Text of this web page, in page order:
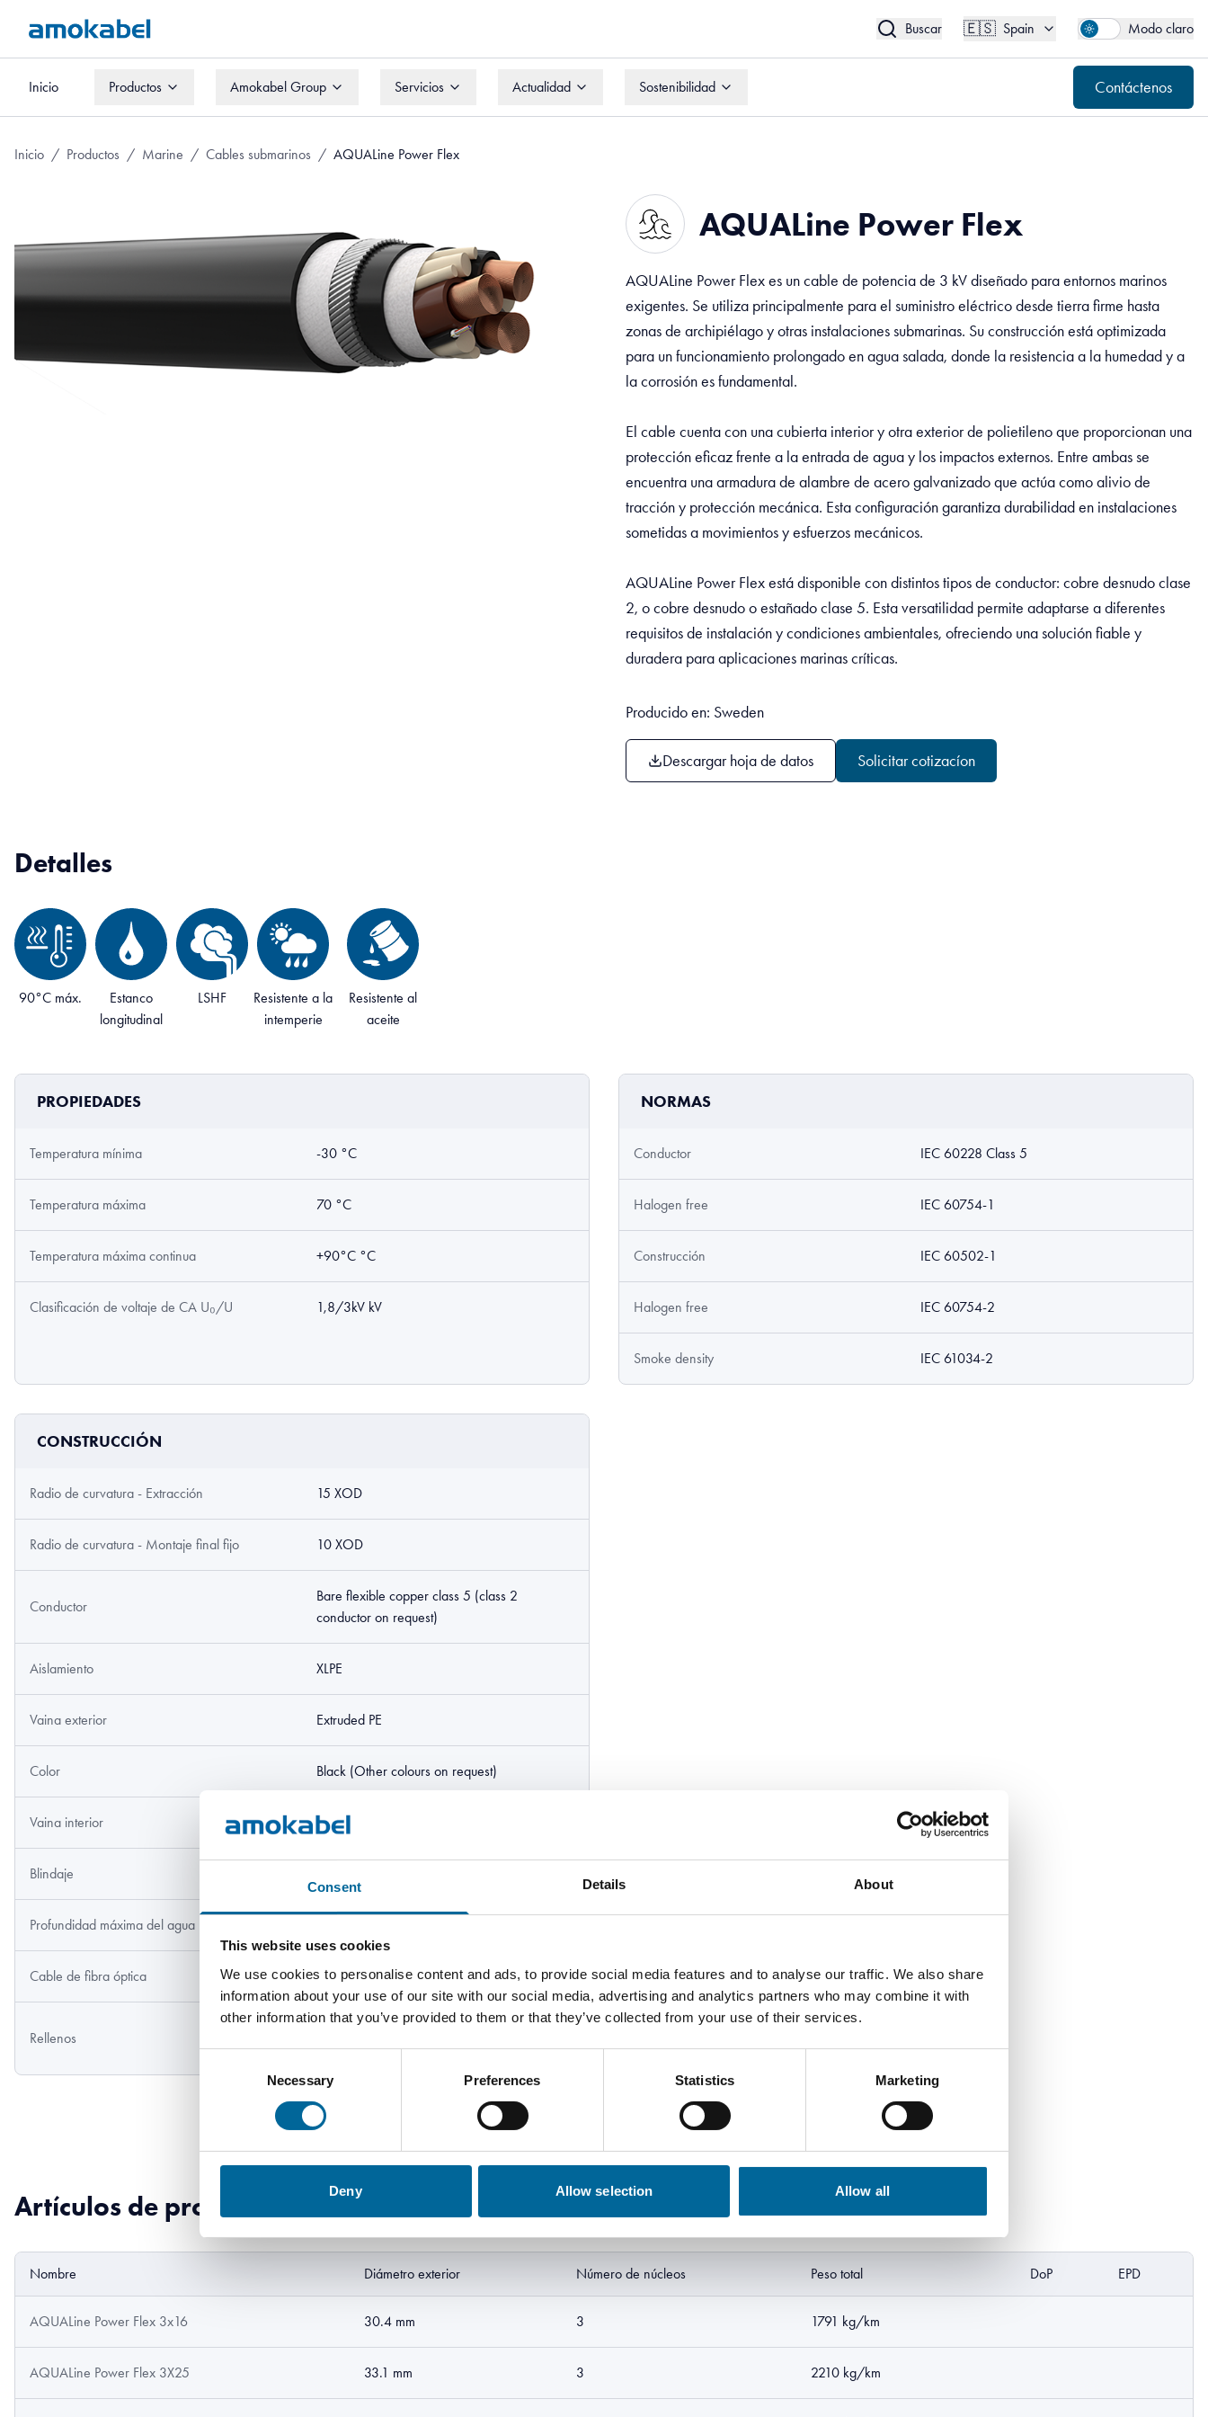
Consent Details About
This website uses cookies
We use cookies to personalise content and ads, to provide social media features and to analyse our traffic. We also share
information about your use of our site with our social media, advertising and analytics partners who may combine it with
other information that you’ve provided to them or that they’ve collected from your use of their services.
Selection
Necessary Preferences Statistics Marketing
Deny Allow selection Allow all
Buscar 🇪🇸 Spain Modo claro
Inicio Productos Amokabel Group Servicios Actualidad Sostenibilidad Contáctenos
Productos
Spain Contáctenos
Inicio / Productos / Marine / Cables submarinos / AQUALine Power Flex
AQUALine Power Flex
AQUALine Power Flex es un cable de potencia de 3 kV diseñado para entornos marinos
exigentes. Se utiliza principalmente para el suministro eléctrico desde tierra firme hasta
zonas de archipiélago y otras instalaciones submarinas. Su construcción está optimizada
para un funcionamiento prolongado en agua salada, donde la resistencia a la humedad y a
la corrosión es fundamental.
El cable cuenta con una cubierta interior y otra exterior de polietileno que proporcionan una
protección eficaz frente a la entrada de agua y los impactos externos. Entre ambas se
encuentra una armadura de alambre de acero galvanizado que actúa como alivio de
tracción y protección mecánica. Esta configuración garantiza durabilidad en instalaciones
sometidas a movimientos y esfuerzos mecánicos.
AQUALine Power Flex está disponible con distintos tipos de conductor: cobre desnudo clase
2, o cobre desnudo o estañado clase 5. Esta versatilidad permite adaptarse a diferentes
requisitos de instalación y condiciones ambientales, ofreciendo una solución fiable y
duradera para aplicaciones marinas críticas.
Producido en: Sweden
Descargar hoja de datos Solicitar cotizacíon
Detalles
90°C máx.
Estanco
longitudinal
LSHF
Resistente a la
intemperie
Resistente al
aceite
PROPIEDADES
Temperatura mínima -30 °C
Temperatura máxima 70 °C
Temperatura máxima continua +90°C °C
Clasificación de voltaje de CA U₀/U 1,8/3kV kV
NORMAS
Conductor IEC 60228 Class 5
Halogen free IEC 60754-1
Construcción IEC 60502-1
Halogen free IEC 60754-2
Smoke density IEC 61034-2
CONSTRUCCIÓN
Radio de curvatura - Extracción 15 XOD
Radio de curvatura - Montaje final fijo 10 XOD
Conductor
Bare flexible copper class 5 (class 2
conductor on request)
Aislamiento XLPE
Vaina exterior Extruded PE
Color Black (Other colours on request)
Vaina interior Extruded PE
Blindaje
Profundidad máxima del agua
Cable de fibra óptica SM G12
Rellenos
Fillers, Water blocking Petroleum Jelly, Helical
lapping tape
Artículos de producto
Nombre Diámetro exterior Número de núcleos Peso total DoP EPD
AQUALine Power Flex 3x16 30.4 mm 3 1791 kg/km
AQUALine Power Flex 3X25 33.1 mm 3 2210 kg/km